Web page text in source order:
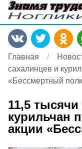
Главная
сахалинцев и
«Бессмертный
11,5
курильчан
акции